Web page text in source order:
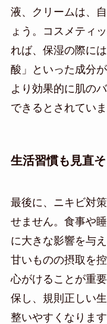
液、クリームは、
ょう。コスメティ
れば、保湿の際に
酸」といった成分
より効果的に肌の
できるとされていま
生活習慣も見直そ
最後に、ニキビ対
せません。食事や
に大きな影響を与
甘いものの摂取を
心がけることが重
保し、規則正しい
整いやすくなります